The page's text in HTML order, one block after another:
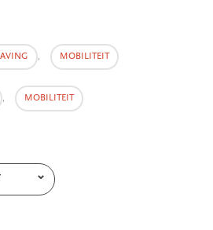
, MOBILITEIT
, MOBILITEIT